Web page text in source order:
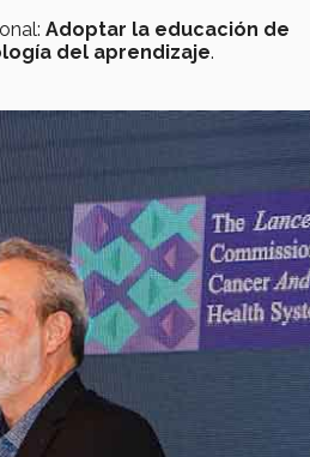
Adoptar la educación de
del aprendizaje.